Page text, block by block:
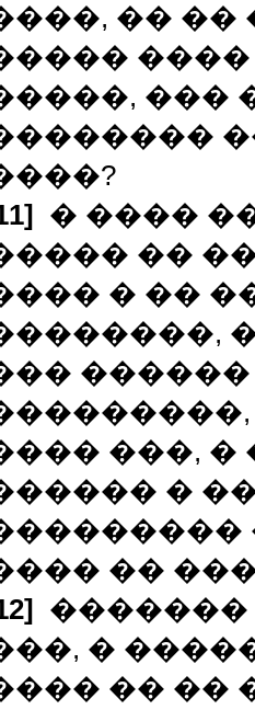
�� ��
���
� ����
��
� ��
���, �
�
��
�������
�
�� ��